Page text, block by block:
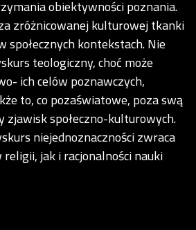
obiektywności poznania.
zróżnicowanej kulturowej tkanki
społecznych kontekstach. Nie
teologiczny, choć może
ich celów poznawczych,
to, co pozaświatowe, poza swą
społeczno-kulturowych.
niejednoznaczności zwraca
jak i racjonalności nauki